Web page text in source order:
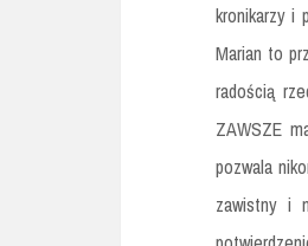
kronikarzy i
Marian to
radością
ZAWSZE
pozwala
zawistny i